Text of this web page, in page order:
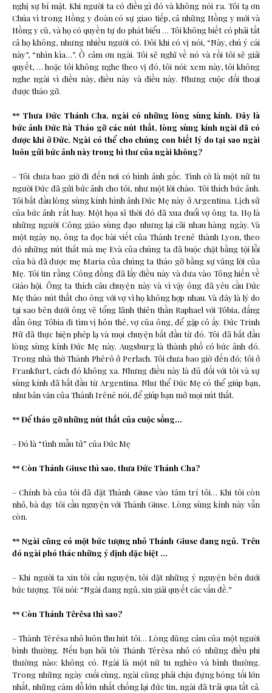
nghị sự bí mật. Khi người ta có điều gì đó và không nói ra. Tôi tạ ơn
Chúa vì trong Hồng y đoàn có sự giao tiếp, cả những Hồng y mới và
Hồng y cũ, và họ có quyền tự do phát biểu … Tôi không biết có phải tất
cả họ không, nhưng nhiều người có. Đôi khi có vị nói, “Này, chú ý cái
này”, “nhìn kìa…”. Ồ cảm ơn ngài. Tôi sẽ nghĩ về nó và rồi tôi sẽ giải
quyết, … hoặc tôi không nghe theo vị đó, tôi nói: xem này, tôi không
nghe ngài vì điều này, điều này và điều này. Nhưng cuộc đối thoại
được tháo gỡ.
** Thưa Đức Thánh Cha, ngài có những lòng sùng kính. Đây là
bức ảnh Đức Bà Tháo gỡ các nút thắt, lòng sùng kính ngài đã có
được khi ở Đức. Ngài có thể cho chúng con biết lý do tại sao ngài
luôn gửi bức ảnh này trong bì thư của ngài không?
– Tôi chưa bao giờ đi đến nơi có hình ảnh gốc. Tình cờ là một nữ tu
người Đức đã gửi bức ảnh cho tôi, như một lời chào. Tôi thích bức ảnh.
Tôi bắt đầu lòng sùng kính hình ảnh Đức Mẹ này ở Argentina. Lịch sử
của bức ảnh rất hay. Một họa sĩ thời đó đã xua đuổi vợ ông ta. Họ là
những người Công giáo sùng đạo nhưng lại cãi nhau hàng ngày. Và
một ngày nọ, ông ta đọc bài viết của Thánh Irenê thành Lyon, theo
đó những nút thắt mà mẹ Evà của chúng ta đã buộc chặt bằng tội lỗi
của bà đã được mẹ Maria của chúng ta tháo gỡ bằng sự vâng lời của
Mẹ. Tôi tin rằng Công đồng đã lấy điều này và đưa vào Tông hiến về
Giáo hội. Ông ta thích câu chuyện này và vì vậy ông đã yêu cầu Đức
Mẹ tháo nút thắt cho ông với vợ vì họ không hợp nhau. Và đây là lý do
tại sao bên dưới ông vẽ tổng lãnh thiên thần Raphael với Tôbia, đấng
dẫn ông Tôbia đi tìm vị hôn thê, vợ của ông, để gặp cô ấy. Đức Trinh
Nữ đã thực hiện phép lạ và mọi chuyện bắt đầu từ đó. Tôi đã bắt đầu
lòng sùng kính Đức Mẹ này. Augsburg là thành phố có bức ảnh đó.
Trong nhà thờ Thánh Phêrô ở Perlach. Tôi chưa bao giờ đến đó; tôi ở
Frankfurt, cách đó không xa. Nhưng điều này là đủ đối với tôi và sự
sùng kính đã bắt đầu từ Argentina. Như thể Đức Mẹ có thể giúp bạn,
như bản văn của Thánh Irênê nói, để giúp bạn mở mọi nút thắt.
** Để tháo gỡ những nút thắt của cuộc sống…
– Đó là “tình mẫu tử” của Đức Mẹ
** Còn Thánh Giuse thì sao, thưa Đức Thánh Cha?
– Chính bà của tôi đã đặt Thánh Giuse vào tâm trí tôi… Khi tôi còn
nhỏ, bà dạy tôi cầu nguyện với Thánh Giuse. Lòng sùng kính này vẫn
còn.
** Ngài cũng có một bức tượng nhỏ Thánh Giuse đang ngủ. Trên
đó ngài phó thác những ý định đặc biệt …
– Khi người ta xin tôi cầu nguyện, tôi đặt những ý nguyện bên dưới
bức tượng. Tôi nói: “Ngài đang ngủ, xin giải quyết các vấn đề.”
** Còn Thánh Têrêsa thì sao?
– Thánh Têrêsa nhỏ luôn thu hút tôi… Lòng dũng cảm của một người
bình thường. Nếu bạn hỏi tôi Thánh Têrêsa nhỏ có những điều phi
thường nào: không có. Ngài là một nữ tu nghèo và bình thường.
Trong những ngày cuối cùng, ngài cũng phải chịu đựng bóng tối lớn
nhất, những cám dỗ lớn nhất chống lại đức tin, ngài đã trải qua tất cả.